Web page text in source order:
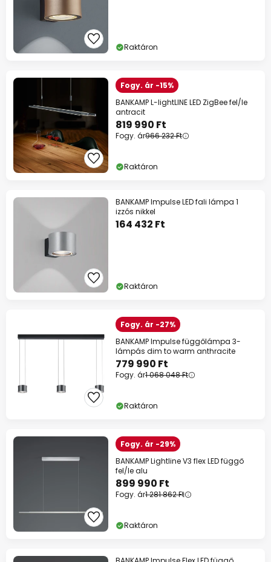
Raktáron
Fogy. ár -15%
BANKAMP L-lightLINE LED ZigBee fel/le
antracit
819 990 Ft
Fogy. ár966 232 Ft
Raktáron
BANKAMP Impulse LED fali lámpa 1
izzós nikkel
164 432 Ft
Raktáron
Fogy. ár -27%
BANKAMP Impulse függőlámpa 3-
lámpás dim to warm anthracite
779 990 Ft
Fogy. ár1 068 048 Ft
Raktáron
Fogy. ár -29%
BANKAMP Lightline V3 flex LED függő
fel/le alu
899 990 Ft
Fogy. ár1 281 862 Ft
Raktáron